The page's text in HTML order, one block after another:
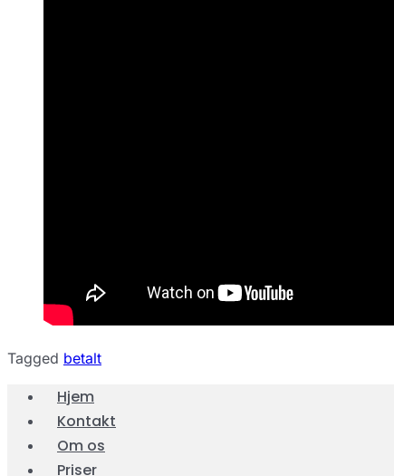
Tagged betalt
Hjem
Kontakt
Om os
Priser